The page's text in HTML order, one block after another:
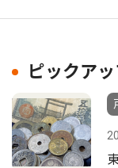
ピックアッ